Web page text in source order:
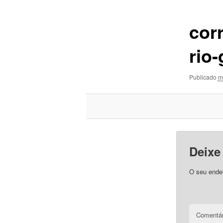
Publicado
O seu